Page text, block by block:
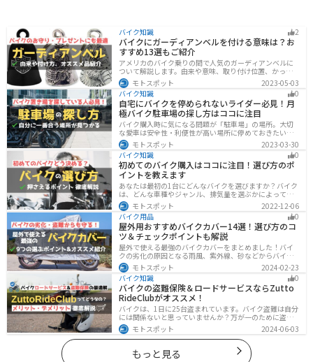
バイク知識 2
バイクにガーディアンベルを付ける意味は？お
すすめ13選もご紹介
アメリカのバイク乗りの間で人気のガーディアンベルに
ついて解説します。由来や意味、取り付け位置、かっこ
いいオススメのガーディアンベルも紹介します。自分用
のお守りとしてだけでなく、プレゼントとしても最適な
ので、気になっている人は参考にしてみてください。
モトスポット
2023-05-03
バイク知識
0
自宅にバイクを停められないライダー必見！月
極バイク駐車場の探し方はココに注目
バイク購入時に気になる問題が「駐車場」の場所。大切
な愛車は安全性・利便性が高い場所に停めておきたいで
すよね？ 当記事ではそんな駐車場選びについて解説して
います。すでにバイクを持っていて、新しい駐車場を探
している人もぜひ参考にしてくださいね。
モトスポット
2023-03-30
バイク知識
0
初めてのバイク購入はココに注目！選び方のポ
イントを教えます
あなたは最初の1台にどんなバイクを選びますか？バイク
は、どんな車種やジャンル、排気量を選ぶかによって今
後の楽しみ方が大きく変わるものなので、初めての愛車
選びはとても重要です。この記事ではそんなバイク選び
のオススメポイントをお伝えします。
モトスポット
2022-12-06
バイク用品
0
屋外用おすすめバイクカバー14選！選び方のコ
ツ＆チェックポイントも解説
屋外で使える最強のバイクカバーをまとめました！バイ
クの劣化の原因となる雨風、紫外線、砂などからバイク
を守ることはもちろん、盗難やいたずら対策にもなりま
す。バイクカバーの選び方からオススメまでまとめまし
たので、カバーを探している人はぜひ参考にしてくださ
い。
モトスポット
2024-02-23
バイク知識
0
バイクの盗難保険＆ロードサービスならZutto
RideClubがオススメ！
バイクは、1日に25台盗まれています。バイク盗難は自分
には関係ないと思っていませんか？万が一のために盗難
保険を検討しておきましょう。この記事ではオススメの
バイク盗難保険「ZuttoRideClub」について解説します。
ロードサービスや会員限定特典などもあるので、お得な
バイク盗難保険を探している人に最適です。
モトスポット 2024-06-03
もっと見る